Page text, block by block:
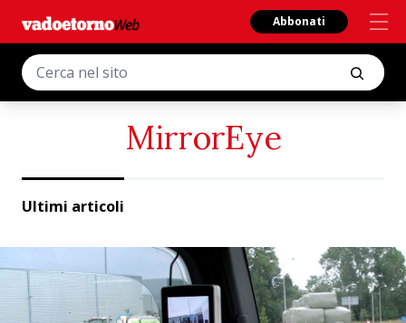
Abbonati
MirrorEye
Ultimi articoli